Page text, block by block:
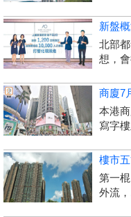
新盤
北部
想，
商廈7
本港
寫字
樓市
第一
外流